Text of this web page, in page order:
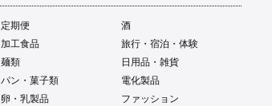
定期便
酒
加工食品
旅行・宿泊・体験
麺類
日用品・雑貨
パン・菓子類
電化製品
卵・乳製品
ファッション